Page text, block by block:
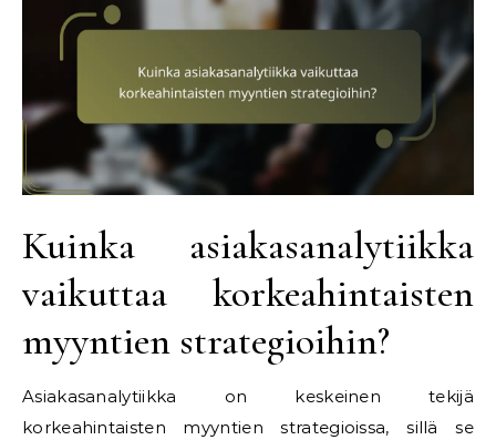
Kuinka asiakasanalytiikka
vaikuttaa korkeahintaisten
myyntien strategioihin?
Asiakasanalytiikka on keskeinen tekijä
korkeahintaisten myyntien strategioissa, sillä se